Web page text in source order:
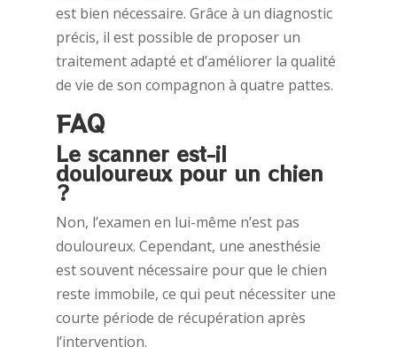
est bien nécessaire. Grâce à un diagnostic
précis, il est possible de proposer un
traitement adapté et d’améliorer la qualité
de vie de son compagnon à quatre pattes.
FAQ
Le scanner est-il
douloureux pour un chien
?
Non, l’examen en lui-même n’est pas
douloureux. Cependant, une anesthésie
est souvent nécessaire pour que le chien
reste immobile, ce qui peut nécessiter une
courte période de récupération après
l’intervention.